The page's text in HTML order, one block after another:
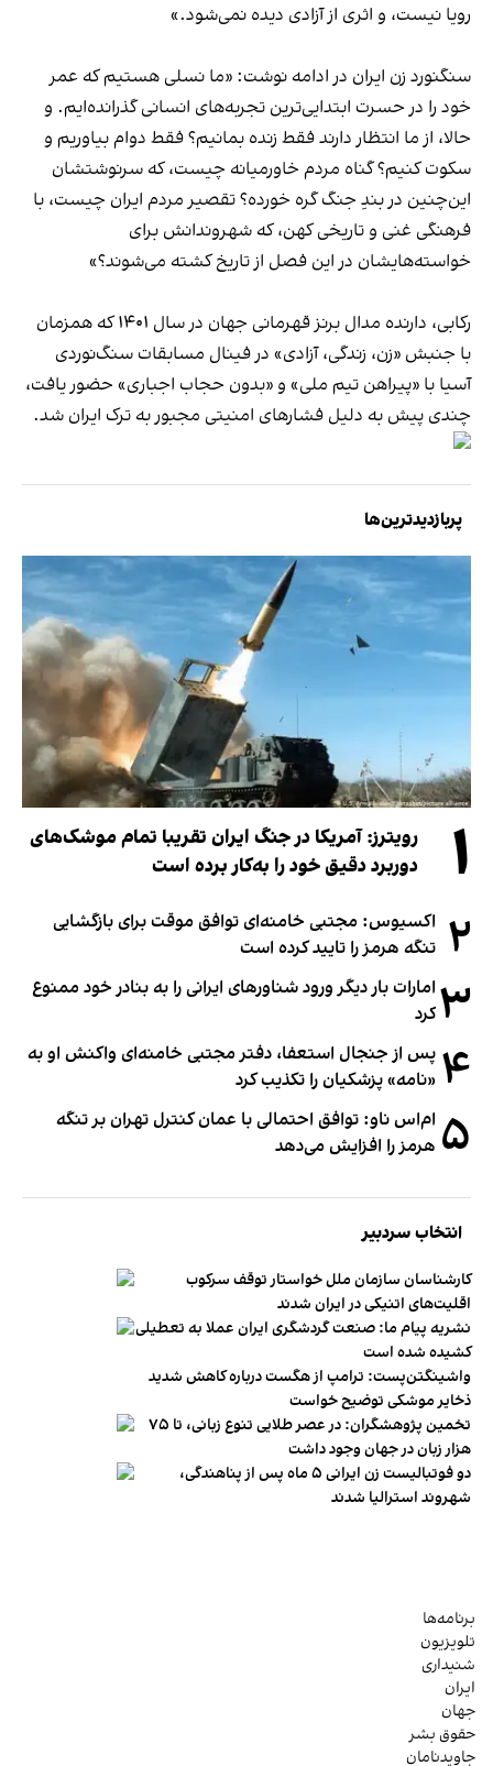
رویا نیست، و اثری از آزادی دیده نمی‌شود.»
سنگنورد زن ایران در ادامه نوشت: «ما نسلی هستیم که عمر
خود را در حسرت ابتدایی‌ترین تجربه‌های انسانی گذرانده‌ایم. و
حالا، از ما انتظار دارند فقط زنده بمانیم؟ فقط دوام بیاوریم و
سکوت کنیم؟ گناه مردم خاورمیانه چیست، که سرنوشتشان
این‌چنین در بندِ جنگ گره خورده؟ تقصیر مردم ایران چیست، با
فرهنگی غنی و تاریخی کهن، که شهروندانش برای
خواسته‌هایشان در این فصل از تاریخ کشته می‌شوند؟»
رکابی، دارنده مدال برنز قهرمانی جهان در سال ۱۴۰۱ که همزمان
با جنبش «زن، زندگی، آزادی» در فینال مسابقات سنگ‌نوردی
آسیا با «پیراهن تیم ملی» و «بدون حجاب اجباری» حضور یافت،
چندی پیش به دلیل فشارهای امنیتی مجبور به ترک ایران شد.
پربازدیدترین‌ها
۱
رویترز: آمریکا در جنگ ایران تقریبا تمام موشک‌های
دوربرد دقیق خود را به‌کار برده است
۲ اکسیوس: مجتبی خامنه‌ای توافق موقت برای بازگشایی
تنگه هرمز را تایید کرده است
۳ امارات بار دیگر ورود شناورهای ایرانی را به بنادر خود ممنوع
کرد
۴ پس از جنجال استعفا، دفتر مجتبی خامنه‌ای واکنش او به
«نامه» پزشکیان را تکذیب کرد
۵ ام‌اس ناو: توافق احتمالی با عمان کنترل تهران بر تنگه
هرمز را افزایش می‌دهد
انتخاب سردبیر
کارشناسان سازمان ملل خواستار توقف سرکوب
اقلیت‌های اتنیکی در ایران شدند
نشریه پیام ما: صنعت گردشگری ایران عملا به تعطیلی
کشیده شده است
واشینگتن‌پست: ترامپ از هگست درباره کاهش شدید
ذخایر موشکی توضیح خواست
تخمین پژوهشگران: در عصر طلایی تنوع زبانی، تا ۷۵
هزار زبان در جهان وجود داشت
دو فوتبالیست زن ایرانی ۵ ماه پس از پناهندگی،
شهروند استرالیا شدند
برنامه‌ها
تلویزیون
شنیداری
ایران
جهان
حقوق بشر
جاویدنامان